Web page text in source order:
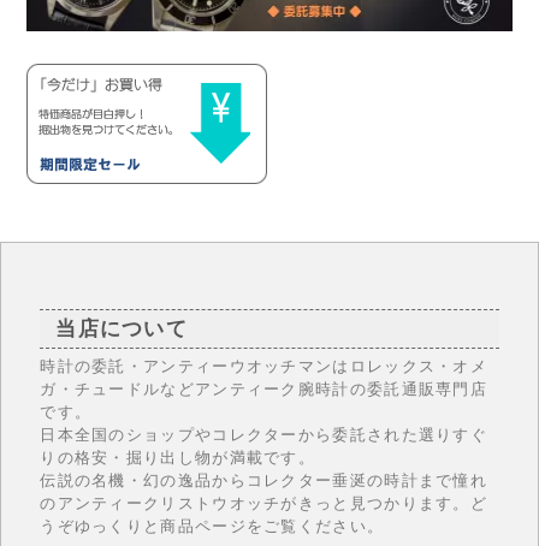
当店について
時計の委託・アンティーウオッチマンはロレックス・オメ
ガ・チュードルなどアンティーク腕時計の委託通販専門店
です。
日本全国のショップやコレクターから委託された選りすぐ
りの格安・掘り出し物が満載です。
伝説の名機・幻の逸品からコレクター垂涎の時計まで憧れ
のアンティークリストウオッチがきっと見つかります。ど
うぞゆっくりと商品ページをご覧ください。